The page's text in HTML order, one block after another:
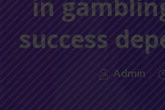
in
success
Admin